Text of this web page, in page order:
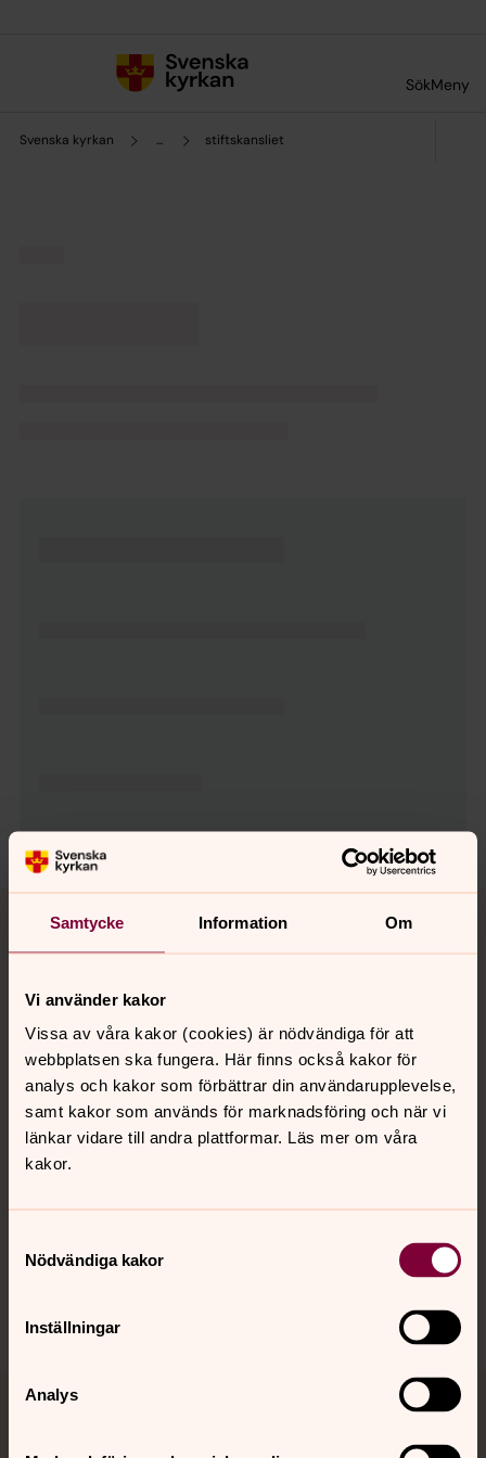
Samtycke Information Om
Vi använder kakor
Vissa av våra kakor (cookies) är nödvändiga för att
webbplatsen ska fungera. Här finns också kakor för
analys och kakor som förbättrar din användarupplevelse,
samt kakor som används för marknadsföring och när vi
länkar vidare till andra plattformar. Läs mer om våra
kakor.
Nödvändiga kakor
Inställningar
Analys
SökMeny
Svenska kyrkan ... stiftskansliet
Tillbaka till toppen
Tillbaka till innehållet
Kontakt
Kalender
Hitta snabbt
Sociala kanaler